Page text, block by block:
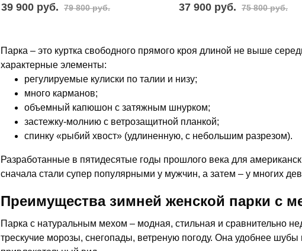
39 900 руб.
79 800 руб.
37 900 руб.
75 800 руб.
Парка – это куртка свободного прямого кроя длиной не выше
характерные элементы:
регулируемые кулиски по талии и низу;
много карманов;
объемный капюшон с затяжным шнурком;
застежку-молнию с ветрозащитной планкой;
спинку «рыбий хвост» (удлиненную, с небольшим разрезом).
Разработанные в пятидесятые годы прошлого века для
сначала стали супер популярными у мужчин, а затем – у многих
Преимущества зимней женской парки с
Парка с натуральным мехом – модная, стильная и сравнительно
трескучие морозы, снегопады, ветреную погоду. Она удобнее